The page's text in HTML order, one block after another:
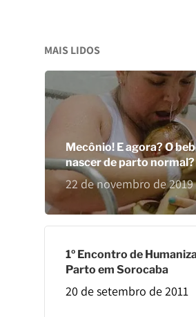
MAIS LIDOS
Mecônio! E agora? O
nascer de parto normal?
22 de novembro de 2019
1º Encontro de
Parto em Sorocaba
20 de setembro de 2011